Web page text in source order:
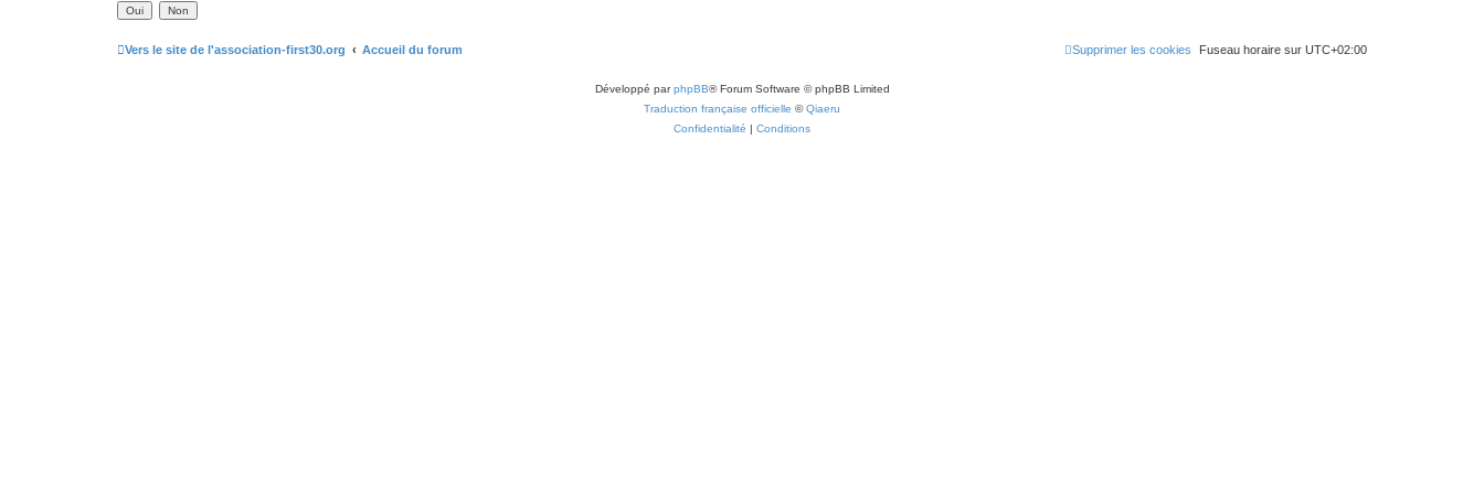
c
Vers le site de l'association-first30.org Accueil du forum Fuseau horaire sur UTC+02:00
Supprimer les cookies
Développé parphpBB® Forum Software © phpBB Limited
Traduction française officielle ©Qiaeru
Confidentialité | Conditions